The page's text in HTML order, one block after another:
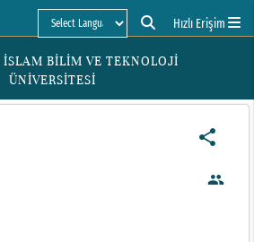
Powered by
Hızlı Erişim
İSLAM BİLİM VE TEKNOLOJİ
ÜNİVERSİTESİ
share
people